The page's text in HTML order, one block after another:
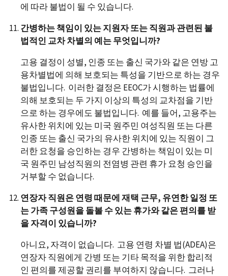
에 따라 불법이 될 수 있습니다.
간병하는 책임이 있는 지원자 또는 직원과 관련된 불
법적인 교차 차별의 예는 무엇입니까?
고용 결정이 성별, 인종 또는 출신 국가와 같은 연방 고
용차별법에 의해 보호되는 특성을 기반으로 하는 경우
불법입니다. 이러한 결정은 EEOC가 시행하는 법률에
의해 보호되는 두 가지 이상의 특성의 교차점을 기반
으로 하는 경우에도 불법입니다. 예를 들어, 고용주는
유사한 위치에 있는 미국 원주민 여성직원 또는 다른
인종 또는 출신 국가의 유사한 위치에 있는 직원이 그
러한 요청을 승인하는 경우 간병하는 책임이 있는 미
국 원주민 남성직원의 전염병 관련 휴가 요청 승인을
거부할 수 없습니다.
연장자 직원은 연령 때문에 재택 근무, 유연한 일정 또
는 가족 구성원을 돌볼 수 있는 휴가와 같은 편의를 받
을 자격이 있습니까?
아니요, 자격이 없습니다. 고용 연령 차별 법(ADEA)은
연장자 직원에게 간병 또는 기타 목적을 위한 합리적
인 편의를 제공할 권리를 부여하지 않습니다. 그러나